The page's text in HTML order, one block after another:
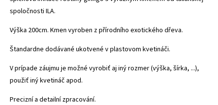
spoločnosti ILA.
Výška 200cm. Kmen vyroben z přírodního exotického dřeva.
Štandardne dodávané ukotvené v plastovom kvetináči.
V prípade záujmu je možné vyrobiť aj iný rozmer (výška, šírka, ...),
použiť iný kvetináč apod.
Precizní a detailní zpracování.